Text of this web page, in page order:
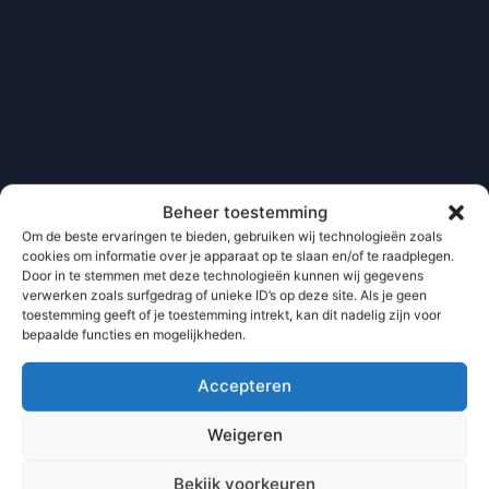
Beheer toestemming
Om de beste ervaringen te bieden, gebruiken wij technologieën zoals
cookies om informatie over je apparaat op te slaan en/of te raadplegen.
Door in te stemmen met deze technologieën kunnen wij gegevens
verwerken zoals surfgedrag of unieke ID’s op deze site. Als je geen
toestemming geeft of je toestemming intrekt, kan dit nadelig zijn voor
bepaalde functies en mogelijkheden.
Accepteren
Weigeren
Bekijk voorkeuren